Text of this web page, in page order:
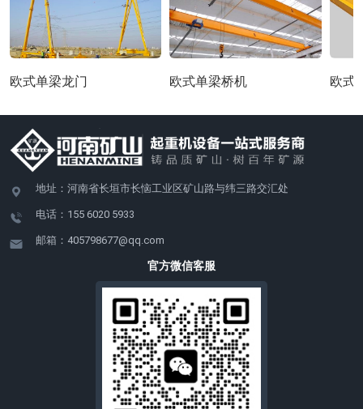
欧式单梁龙门 欧式单梁桥机 欧式
地址：河南省长垣市长恼工业区矿山路与纬三路交汇处
电话：155 6020 5933
邮箱：405798677@qq.com
官方微信客服